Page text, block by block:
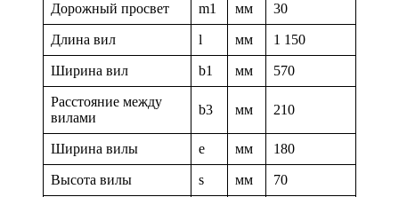
Дорожный просвет m1 мм 30
Длина вил l мм 1 150
Ширина вил b1 мм 570
Расстояние между
вилами
b3 мм 210
Ширина вилы e мм 180
Высота вилы s мм 70